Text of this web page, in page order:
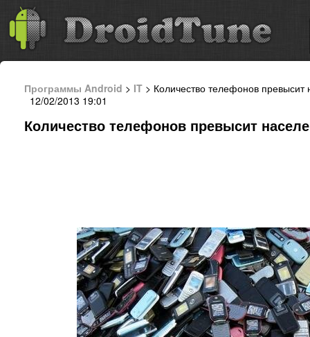
Программы Android > IT > Количество телефонов
12/02/2013 19:01
Количество телефонов превысит